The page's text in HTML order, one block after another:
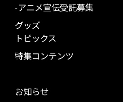
-アニメ宣伝受託募集
グッズ
トピックス
特集コンテンツ
お知らせ